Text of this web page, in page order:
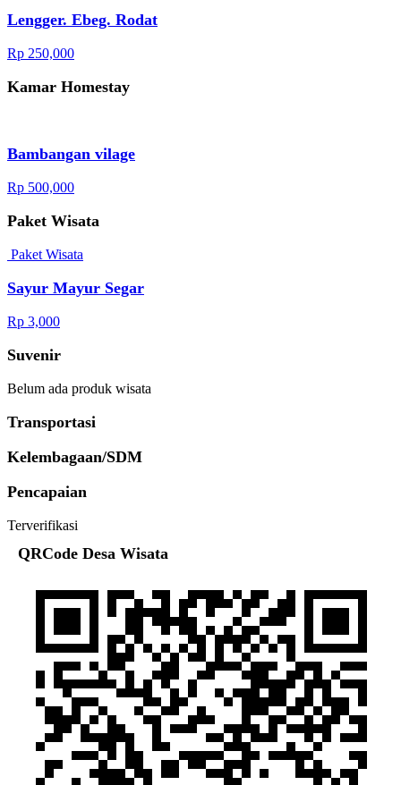
Lengger. Ebeg. Rodat
Rp 250,000
Kamar Homestay
Bambangan vilage
Rp 500,000
Paket Wisata
Paket Wisata
Sayur Mayur Segar
Rp 3,000
Suvenir
Belum ada produk wisata
Transportasi
Kelembagaan/SDM
Pencapaian
Terverifikasi
QRCode Desa Wisata